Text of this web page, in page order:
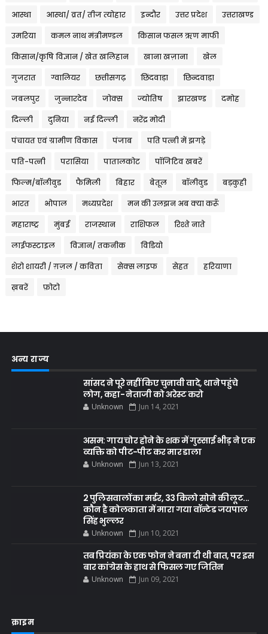
आस्था आस्था/ व्रत/ तीज त्‍योहार इन्दौर उत्तर प्रदेश उत्तराखण्ड
उमरिया कमल नाथ मंत्रीमण्डल किसान फसल ऋण माफी
किसान/कृषि विज्ञान / खेत खलिहान खाना खज़ाना खेल
गुजरात ग्वालियर छत्तीसगढ़ छिंदवाड़ा छिन्दवाड़ा
जबलपुर जुन्नारदेव जोक्स ज्योतिष झारखण्ड दमोह
दिल्ली दुनिया नई दिल्ली नरेंद्र मोदी
पंचायत एवं ग्रामीण विकास पंजाब पति पत्नी में झगड़े
पति-पत्नी परासिया पातालकोट पॉजिटिव खबरें
फिल्म/बॉलीवुड फैमिली बिहार बेतूल बॉलीवुड बड़कुही
भारत भोपाल मध्यप्रदेश मन की उलझन अब क्या करूँ
महाराष्ट्र मुंबई राजस्थान राशिफल रिश्ते नाते
लाईफस्टाइल विज्ञान/ तकनीक विडियो
शेरो शायरी / ग़ज़ल / कविता सेक्स लाइफ सेहत हरियाणा
ख़बरें फ़ोटो
अन्य राज्य
सांसद ने पूरे नहीं किए चुनावी वादे, थाने पहुंचे
लोग, कहा- नेताजी को अरेस्ट करो
Unknown Jun 14, 2021
असम: गाय चोर होने के शक में गुस्साई भीड़ ने एक
व्यक्ति को पीट-पीट कर मार डाला
Unknown Jun 13, 2021
2 पुलिसवालों का मर्डर, 33 किलो सोने की लूट...
कौन है कोलकाता में मारा गया वॉन्टेड जयपाल
सिंह भुल्लर
Unknown Jun 10, 2021
तब प्रियंका के एक फोन ने बना दी थी बात, पर इस
बार कांग्रेस के हाथ से फिसल गए जितिन
Unknown Jun 09, 2021
क्राइम